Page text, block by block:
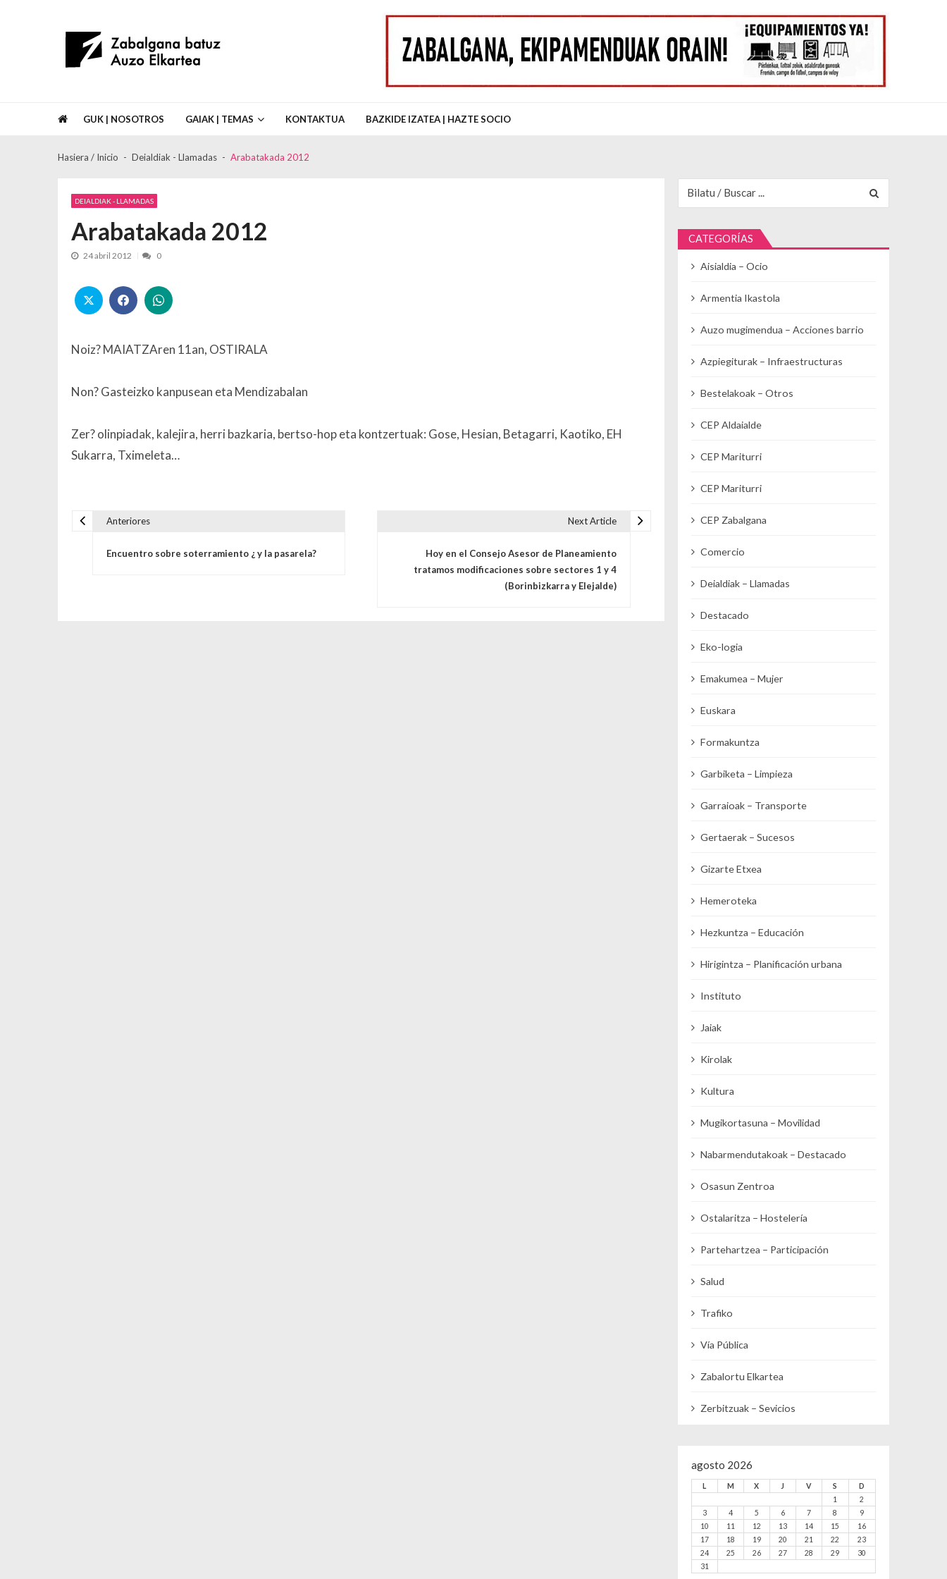
Asociación de Vecinos Zabalgana Batuz Auzo Elkartea
GUK | NOSOTROS GAIAK | TEMAS KONTAKTUA BAZKIDE IZATEA | HAZTE SOCIO
Hasiera / Inicio Deialdiak - Llamadas Arabatakada 2012
DEIALDIAK - LLAMADAS
Arabatakada 2012
24 abril 2012 0
Noiz? MAIATZAren 11an, OSTIRALA
Non? Gasteizko kanpusean eta Mendizabalan
Zer? olinpiadak, kalejira, herri bazkaria, bertso-hop eta kontzertuak: Gose, Hesian, Betagarri, Kaotiko, EH
Sukarra, Tximeleta…
Anteriores
Encuentro sobre soterramiento ¿ y la pasarela?
Next Article
Hoy en el Consejo Asesor de Planeamiento
tratamos modificaciones sobre sectores 1 y 4
(Borinbizkarra y Elejalde)
CATEGORÍAS
Aisialdia – Ocio
Armentia Ikastola
Auzo mugimendua – Acciones barrio
Azpiegiturak – Infraestructuras
Bestelakoak – Otros
CEP Aldaialde
CEP Mariturri
CEP Mariturri
CEP Zabalgana
Comercio
Deialdiak – Llamadas
Destacado
Eko-logia
Emakumea – Mujer
Euskara
Formakuntza
Garbiketa – Limpieza
Garraioak – Transporte
Gertaerak – Sucesos
Gizarte Etxea
Hemeroteka
Hezkuntza – Educación
Hirigintza – Planificación urbana
Instituto
Jaiak
Kirolak
Kultura
Mugikortasuna – Movilidad
Nabarmendutakoak – Destacado
Osasun Zentroa
Ostalaritza – Hostelería
Partehartzea – Participación
Salud
Trafiko
Vía Pública
Zabalortu Elkartea
Zerbitzuak – Sevicios
agosto 2026
L M X J V S
D
1
2
3
4 5 6 7 8
9
10
11 12 13 14 15
16
17
18 19 20 21 22
23
24
25 26 27 28 29
30
31